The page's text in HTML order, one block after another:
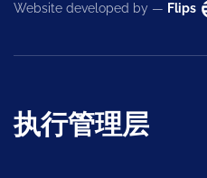
Website developed by — Flips
执行管理层